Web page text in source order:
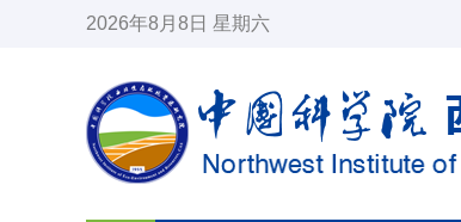
2026年8月8日 星期六